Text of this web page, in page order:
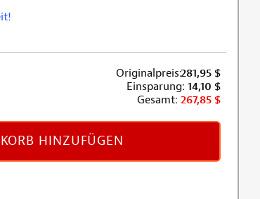
Originalpreis:281,95 $
Einsparung: 14,10 $
Gesamt: 267,85 $
HINZUFÜGEN